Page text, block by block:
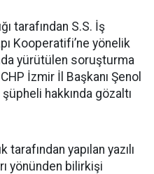
tarafından S.S. İş
Kooperatifi’ne yönelik
yürütülen soruşturma
İzmir İl Başkanı Şenol
hakkında gözaltı
yapılan yazılı
yönünden bilirkişi